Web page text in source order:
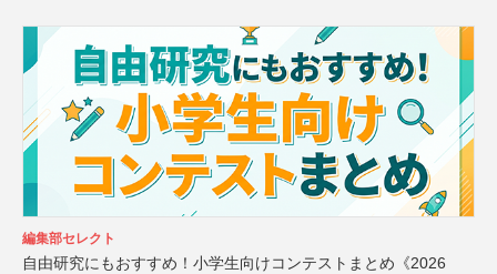
編集部セレクト
自由研究にもおすすめ！小学生向けコンテストまとめ《2026